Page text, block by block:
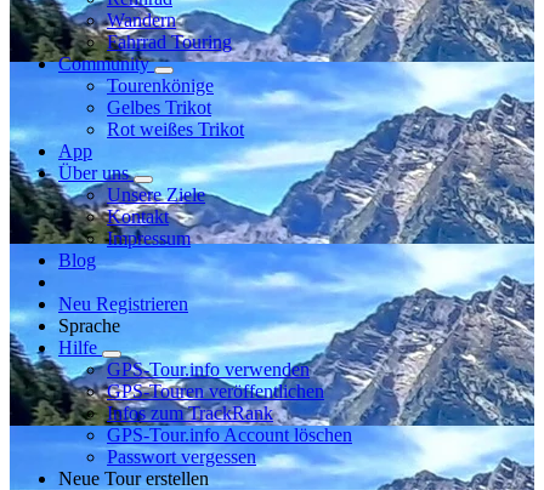
Wandern
Fahrrad Touring
Community
Tourenkönige
Gelbes Trikot
Rot weißes Trikot
App
Über uns
Unsere Ziele
Kontakt
Impressum
Blog
Neu Registrieren
Sprache
Hilfe
GPS-Tour.info verwenden
GPS-Touren veröffentlichen
Infos zum TrackRank
GPS-Tour.info Account löschen
Passwort vergessen
Neue Tour erstellen